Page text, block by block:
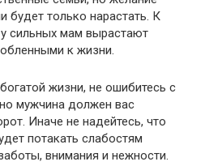
будет только нарастать. К
сильных мам вырастают
к жизни.
жизни, не ошибитесь с
мужчина должен вас
Иначе не надейтесь, что
потакать слабостям
внимания и нежности.